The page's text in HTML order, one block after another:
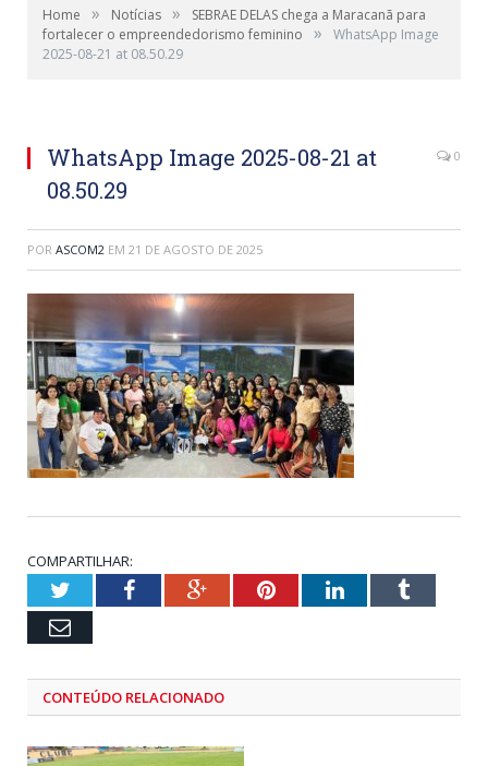
Home » Notícias »
SEBRAE DELAS chega a Maracanã para
fortalecer o empreendedorismo feminino
»
WhatsApp Image
2025-08-21 at 08.50.29
WhatsApp Image 2025-08-21 at
08.50.29
0
POR ASCOM2 EM 21 DE AGOSTO DE 2025
COMPARTILHAR:
TwitterFacebookGoogle+PinterestLinkedInTumblr
Email
CONTEÚDO RELACIONADO